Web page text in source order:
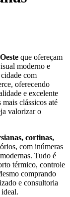
que ofereçam
moderno e
com
oferecendo
e excelente
clássicos até
valorizar o
cortinas,
com inúmeras
Tudo é
térmico, controle
comprando
e consultoria